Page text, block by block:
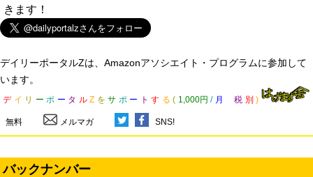
きます！
デイリーポータルZは、Amazonアソシエイト・プログラムに参加して
います。
デ イ リ ー ポ ー タ ル Z を サ ポ ー ト す る ( 1,000円 / 月 税 別 )
無料 メルマガ SNS!
バックナンバー